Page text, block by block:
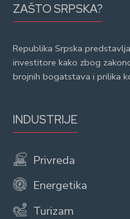
ZAŠTO SRPSKA?
Republika Srpska
investitore kako zbog
brojnih bogatstava i prilika
INDUSTRIJE
Privreda
Energetika
Turizam